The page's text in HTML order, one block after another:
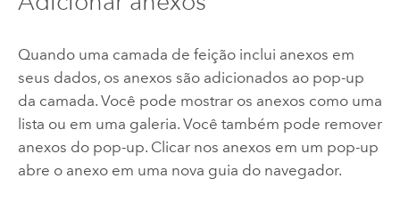
Quando uma camada de feição inclui anexos em
seus dados, os anexos são adicionados ao pop-up
da camada. Você pode mostrar os anexos como uma
lista ou em uma galeria. Você também pode remover
anexos do pop-up. Clicar nos anexos em um pop-up
abre o anexo em uma nova guia do navegador.